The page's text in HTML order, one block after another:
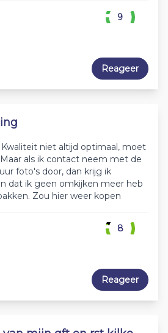
9
Reageer
niet altijd optimaal, moet
als ik contact neem met de
foto's door, dan krijg ik
dat ik geen omkijken meer heb
Zou hier weer kopen
8
Reageer